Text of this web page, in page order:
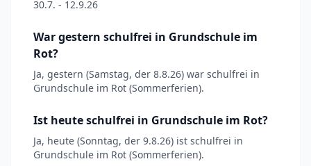
30.7. - 12.9.26
War gestern schulfrei in Grundschule im
Rot?
Ja, gestern (Samstag, der 8.8.26) war schulfrei in
Grundschule im Rot (Sommerferien).
Ist heute schulfrei in Grundschule im Rot?
Ja, heute (Sonntag, der 9.8.26) ist schulfrei in
Grundschule im Rot (Sommerferien).